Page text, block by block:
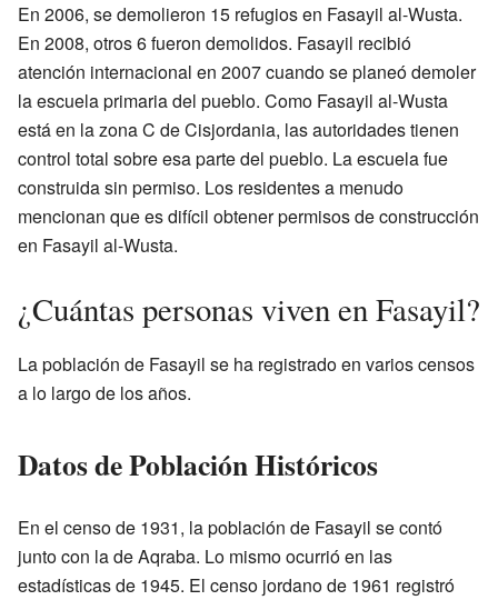
En 2006, se demolieron 15 refugios en Fasayil al-Wusta.
En 2008, otros 6 fueron demolidos. Fasayil recibió
atención internacional en 2007 cuando se planeó demoler
la escuela primaria del pueblo. Como Fasayil al-Wusta
está en la zona C de Cisjordania, las autoridades tienen
control total sobre esa parte del pueblo. La escuela fue
construida sin permiso. Los residentes a menudo
mencionan que es difícil obtener permisos de construcción
en Fasayil al-Wusta.
¿Cuántas personas viven en Fasayil?
La población de Fasayil se ha registrado en varios censos
a lo largo de los años.
Datos de Población Históricos
En el censo de 1931, la población de Fasayil se contó
junto con la de Aqraba. Lo mismo ocurrió en las
estadísticas de 1945. El censo jordano de 1961 registró